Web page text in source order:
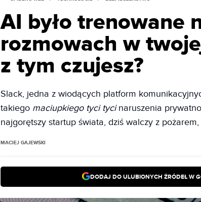
AI było trenowane
rozmowach w
z tym czujesz?
Slack, jedna z wiodących platform
takiego maciupkiego tyci tycinaruszenia
najgorętszy startup świata, dziś walczy z pożarem,
MACIEJ GAJEWSKI
DODAJ DO ULUBIONYCH ŹRÓDEŁ W